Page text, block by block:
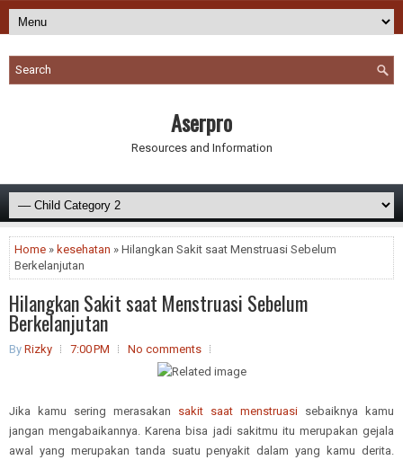
Aserpro
Resources and Information
Home » kesehatan » Hilangkan Sakit saat Menstruasi Sebelum
Berkelanjutan
Hilangkan Sakit saat Menstruasi Sebelum
Berkelanjutan
By Rizky 7:00 PM No comments
Jika kamu sering merasakan sakit saat menstruasi sebaiknya kamu
jangan mengabaikannya. Karena bisa jadi sakitmu itu merupakan gejala
awal yang merupakan tanda suatu penyakit dalam yang kamu derita.